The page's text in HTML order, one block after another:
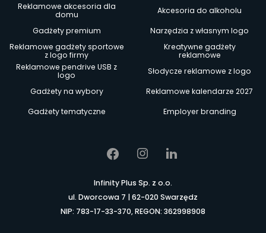
Reklamowe akcesoria dla
domu
Akcesoria do alkoholu
Gadżety premium
Narzędzia z własnym logo
Reklamowe gadżety sportowe
z logo firmy
Kreatywne gadżety
reklamowe
Reklamowe pendrive USB z
logo
Słodycze reklamowe z logo
Gadżety na wybory
Reklamowe kalendarze 2027
Gadżety tematyczne
Employer branding
Infinity Plus Sp. z o.o.
ul. Dworcowa 7 | 62-020 Swarzędz
NIP: 783-17-33-370, REGON: 362998908